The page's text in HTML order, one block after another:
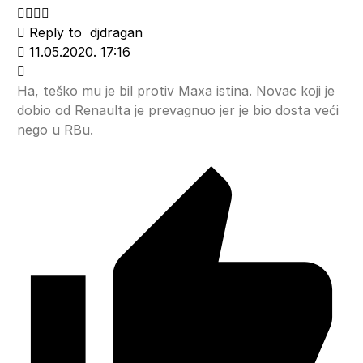
Reply to djdragan
11.05.2020. 17:16
Ha, teško mu je bil protiv Maxa istina. Novac koji je
dobio od Renaulta je prevagnuo jer je bio dosta veći
nego u RBu.